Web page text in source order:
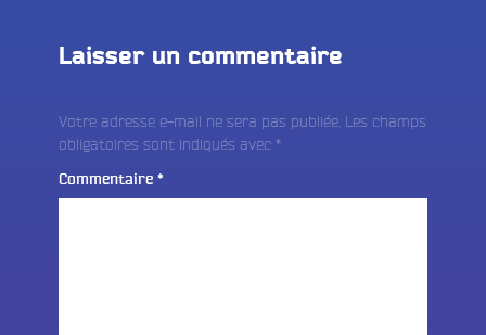
Laisser un commentaire
Votre adresse e-mail ne sera pas publiée. Les champs
obligatoires sont indiqués avec *
Commentaire *